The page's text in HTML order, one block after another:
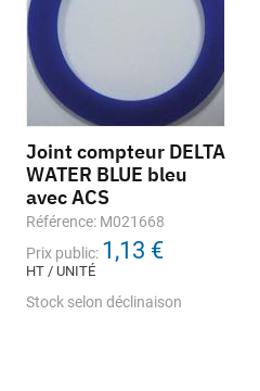
Joint compteur DELTA
WATER BLUE bleu
avec ACS
Référence: M021668
Prix public: 1,13 €
HT / UNITÉ
Stock selon déclinaison